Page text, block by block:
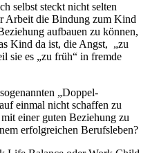
selbst steckt nicht selten
Arbeit die Bindung zum Kind
aufbauen zu können,
Kind da ist, die Angst, „zu
sie es „zu früh“ in fremde
„Doppel-
einmal nicht schaffen zu
einer guten Beziehung zu
erfolgreichen Berufsleben?